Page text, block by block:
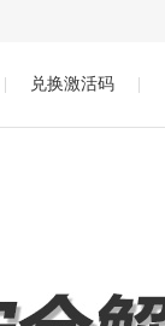
兑换激活码